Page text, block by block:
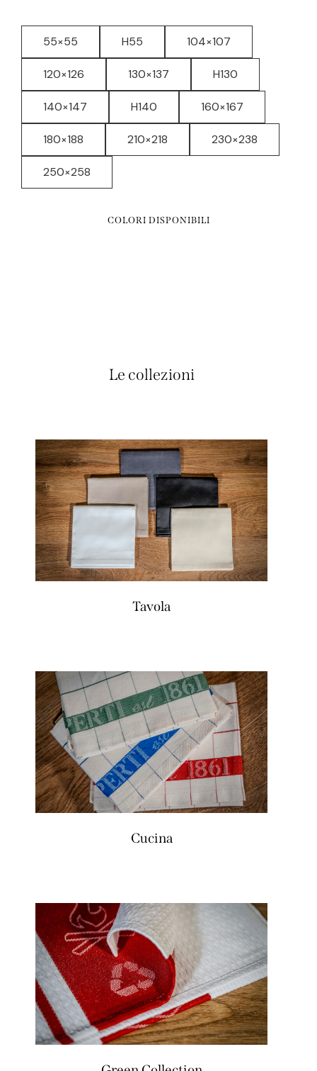
COLORI DISPONIBILI
55×55 H55 104×107
120×126 130×137 H130
140×147 H140 160×167
180×188 210×218 230×238
250×258
Le collezioni
Tavola
Cucina